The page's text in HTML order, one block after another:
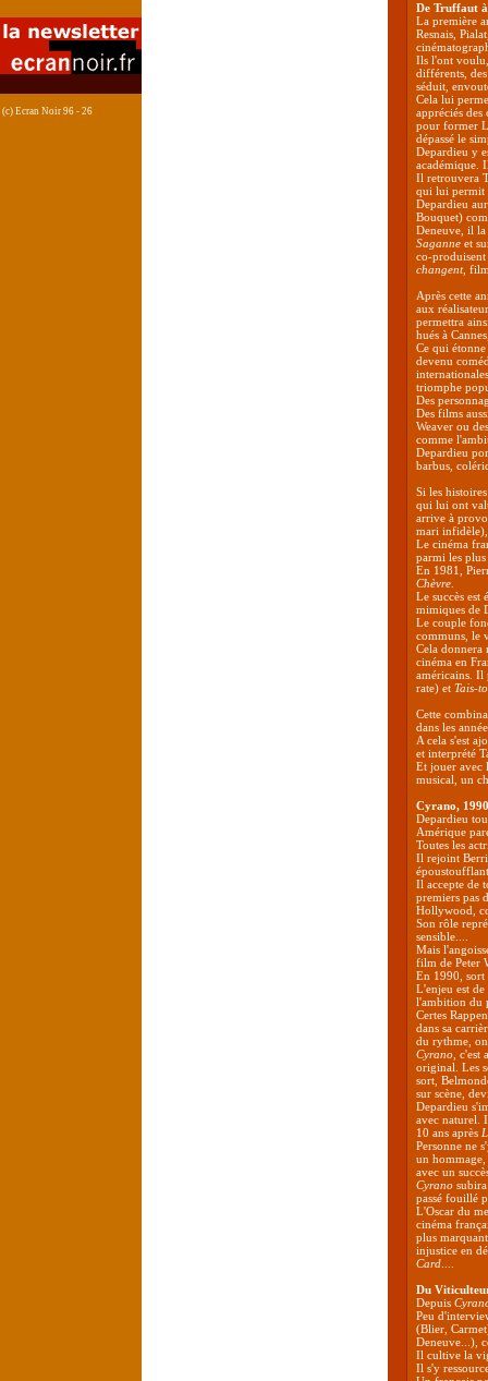
(c) Ecran Noir 96 - 26
De Truffaut
La première
Resnais,
Ils l'ont
différents,
séduit,
Cela lui
appréciés des
pour former
dépassé le
Depardieu y
académique.
Il retrouvera
qui lui permit
Depardieu
Bouquet)
Deneuve, il
Saganne et
co-
changent,
Après cette
aux
permettra
hués à
Ce qui
devenu
triomphe
Des
Des films
Weaver ou
comme
Depardieu
barbus,
Si les
qui lui ont
arrive à
mari infidèle),
Le cinéma
parmi les plus
En 1981,
Chèvre
Le succès est
mimiques de
Le couple
communs, le
Cela donnera
cinéma en
américains. Il
rate) et Tais-
Cette
dans les
A cela s'est
et interprété
Et jouer avec
musical, un
Cyrano, 1990
Depardieu
Amérique
Toutes les
Il rejoint
Il accepte de
premiers pas
Hollywood,
Son rôle
sensible....
Mais
film de Peter
En 1990, sort
L'enjeu est de
l'ambition du
Certes
dans sa
du rythme,
Cyrano ,
original. Les
sort,
sur scène,
Depardieu
avec naturel.
10 ans après
Personne ne
un hommage,
avec un
Cyrano
passé fouillé
L'Oscar du
cinéma
plus
injustice en
Card
Du
Depuis
Peu
(Blier,
Deneuve...),
Il cultive la
Il s'y